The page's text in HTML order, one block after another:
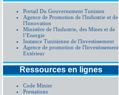
Portail Du Gouvernement Tunisien
Agence de Promotion de l'Industrie et de
l'Innovation
Ministère de l'Industrie, des Mines et de
l’Energie
Instance Tunisienne de l'Investissement
Agence de promotion de l'Investissement
Extérieur
Ressources en lignes
Code Minier
Prestations